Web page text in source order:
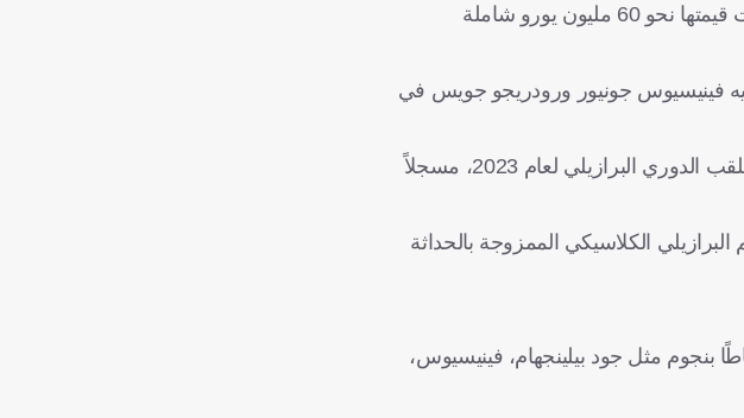
أداؤه المميز دفع ريال مدريد إلى التحرك سريعًا لضمه في صفقة وُصفت بأنها استثمار في المستقبل، بلغت قيمتها نحو 60 مليون يورو شاملة
فينيسيوس جونيور ورودريجو جويس في
قبل انتقاله إلى أوروبا رسميًا، واصل إندريك التألق مع بالميراس، حيث لعب دورًا رئيسيًا في تتويج الفريق بلقب الدوري البرازيلي لعام 2023، مسجلاً
الكلاسيكي الممزوجة بالحداثة
وجد نفسه محاطًا بنجوم مثل جود بيلينجهام، فينيسيوس،